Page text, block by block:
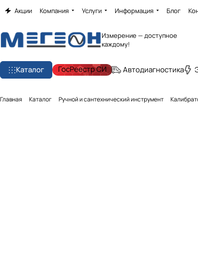
Акции Компания Услуги Информация Блог
Измерение — доступное
каждому!
Каталог ГосРеестр СИ Автодиагностика
Главная Каталог Ручной и сантехнический инструмент